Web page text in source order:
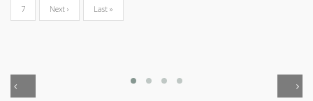
7 Next › Last »